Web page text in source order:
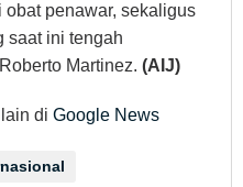
penawar, sekaligus
saat ini tengah
Martinez. (AIJ)
di Google News